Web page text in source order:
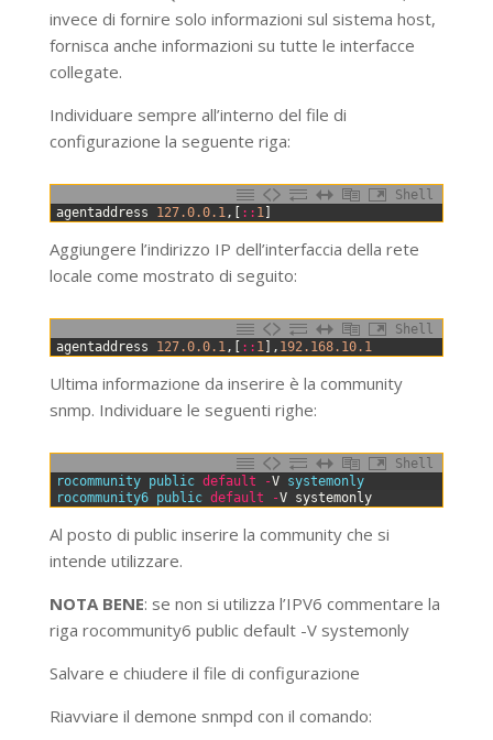
invece di fornire solo informazioni sul sistema host,
fornisca anche informazioni su tutte le interfacce
collegate.
Individuare sempre all’interno del file di
configurazione la seguente riga:
Shell
agentaddress 127.0.0.1 , [ :: 1 ]
Aggiungere l’indirizzo IP dell’interfaccia della rete
locale come mostrato di seguito:
Shell
agentaddress 127.0.0.1 , [ :: 1 ] , 192.168.10.1
Ultima informazione da inserire è la community
snmp. Individuare le seguenti righe:
Shell
rocommunity public default -V systemonly
rocommunity6 public default -V systemonly
Al posto di public inserire la community che si
intende utilizzare.
NOTA BENE: se non si utilizza l’IPV6 commentare la
riga rocommunity6 public default -V systemonly
Salvare e chiudere il file di configurazione
Riavviare il demone snmpd con il comando: